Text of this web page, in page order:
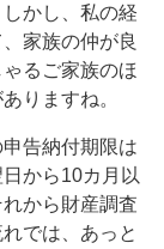
かし、私の経
家族の仲が良
るご家族のほ
りますね。
告納付期限は
から10カ月以
から財産調査
では、あっと